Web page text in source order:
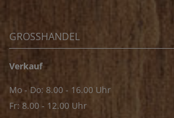
GROSSHANDEL
Verkauf
Mo - Do: 8.00 - 16.00 Uhr
Fr: 8.00 - 12.00 Uhr